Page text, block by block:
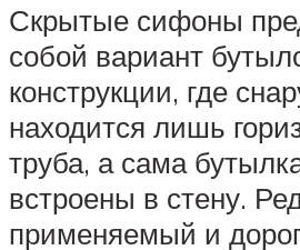
Скрытые сифоны
собой вариант
конструкции, где
находится лишь
труба, а сама
встроены в стену.
применяемый и